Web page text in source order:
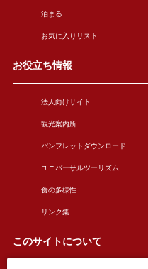
泊まる
お気に入りリスト
お役立ち情報
法人向けサイト
観光案内所
パンフレットダウンロード
ユニバーサルツーリズム
食の多様性
リンク集
このサイトについて